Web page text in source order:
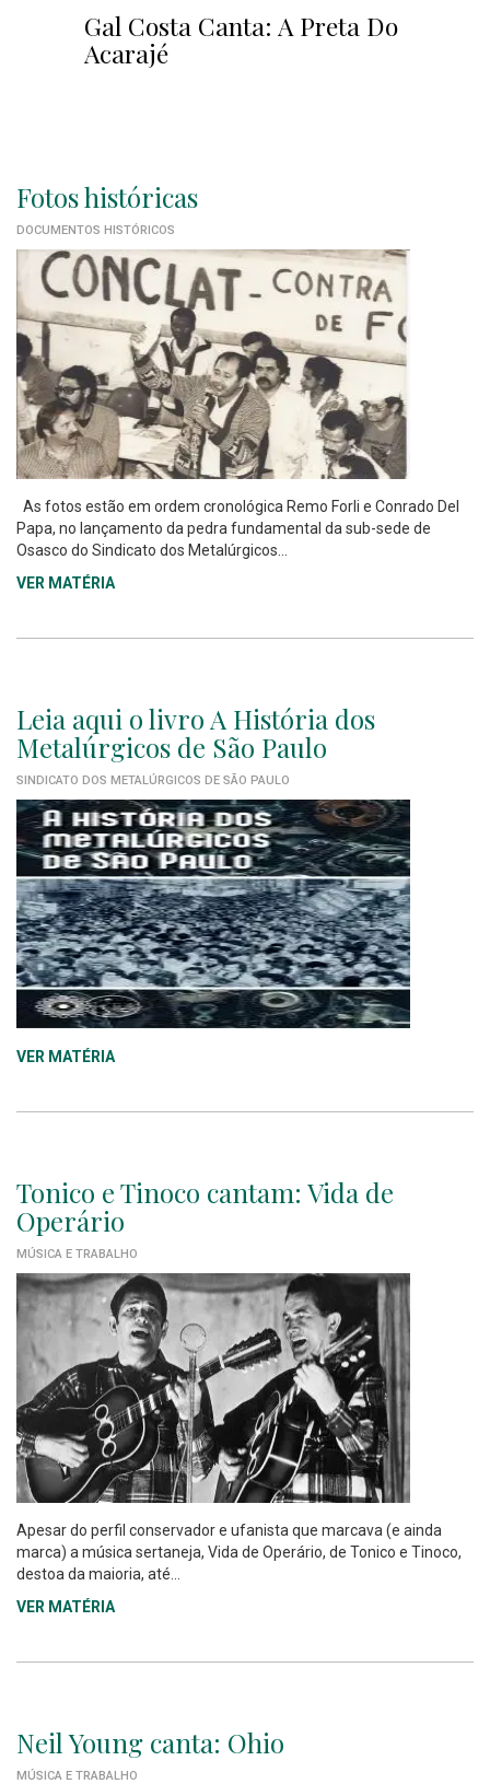
Gal Costa Canta: A Preta Do
Acarajé
Fotos históricas
DOCUMENTOS HISTÓRICOS
As fotos estão em ordem cronológica Remo Forli e Conrado Del
Papa, no lançamento da pedra fundamental da sub-sede de
Osasco do Sindicato dos Metalúrgicos...
VER MATÉRIA
Leia aqui o livro A História dos
Metalúrgicos de São Paulo
SINDICATO DOS METALÚRGICOS DE SÃO PAULO
VER MATÉRIA
Tonico e Tinoco cantam: Vida de
Operário
MÚSICA E TRABALHO
Apesar do perfil conservador e ufanista que marcava (e ainda
marca) a música sertaneja, Vida de Operário, de Tonico e Tinoco,
destoa da maioria, até...
VER MATÉRIA
Neil Young canta: Ohio
MÚSICA E TRABALHO